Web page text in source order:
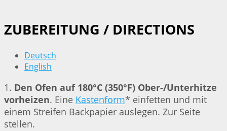
ZUBEREITUNG / DIRECTIONS
Deutsch
English
1. Den Ofen auf 180°C (350°F) Ober-/Unterhitze
vorheizen. Eine Kastenform* einfetten und mit
einem Streifen Backpapier auslegen. Zur Seite
stellen.